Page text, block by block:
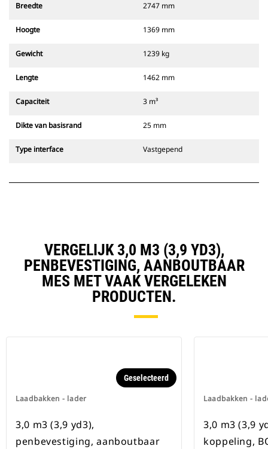
Breedte 2747 mm
Hoogte 1369 mm
Gewicht 1239 kg
Lengte 1462 mm
Capaciteit 3 m³
Dikte van basisrand 25 mm
Type interface Vastgepend
VERGELIJK 3,0 M3 (3,9 YD3),
PENBEVESTIGING, AANBOUTBAAR
MES MET VAAK VERGELEKEN
PRODUCTEN.
Laadbakken - lader
Geselecteerd
3,0 m3 (3,9 yd3),
penbevestiging, aanboutbaar
Laadbakken -
3,0 m3 (3,9
koppeling,